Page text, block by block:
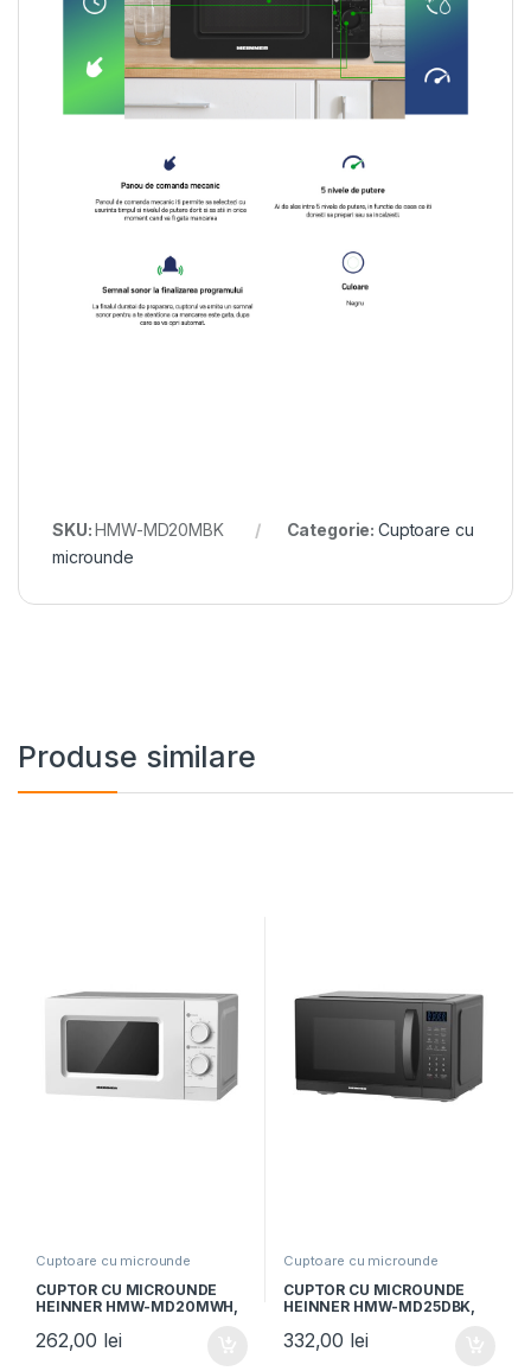
SKU:HMW-MD20MBK Categorie: Cuptoare cu
microunde
Produse similare
Cuptoare cu microunde
CUPTOR CU MICROUNDE
HEINNER HMW-MD20MWH,
700W, Alb
262,00 lei
Cuptoare cu microunde
CUPTOR CU MICROUNDE
HEINNER HMW-MD25DBK,
900W, Control digital, Timer,
Negru
332,00 lei